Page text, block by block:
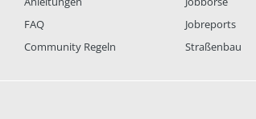
FAQ
Community Regeln
Jobreports
Straßenbau